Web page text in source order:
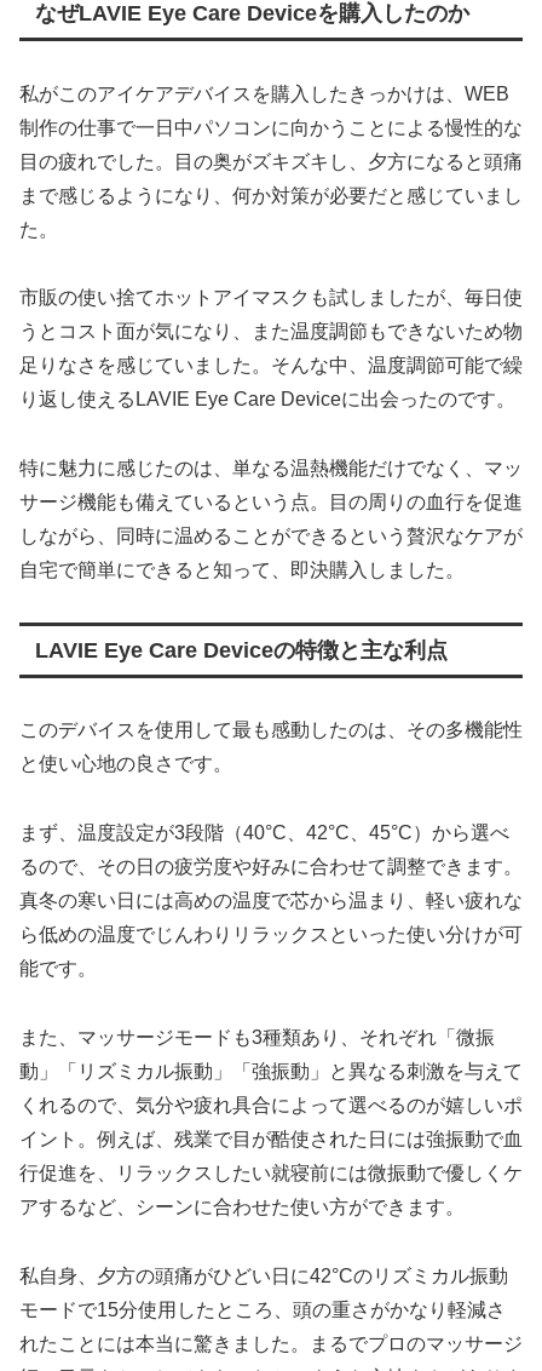
なぜLAVIE Eye Care Deviceを購入したのか
私がこのアイケアデバイスを購入したきっかけは、WEB
制作の仕事で一日中パソコンに向かうことによる慢性的な
目の疲れでした。目の奥がズキズキし、夕方になると頭痛
まで感じるようになり、何か対策が必要だと感じていまし
た。
市販の使い捨てホットアイマスクも試しましたが、毎日使
うとコスト面が気になり、また温度調節もできないため物
足りなさを感じていました。そんな中、温度調節可能で繰
り返し使えるLAVIE Eye Care Deviceに出会ったのです。
特に魅力に感じたのは、単なる温熱機能だけでなく、マッ
サージ機能も備えているという点。目の周りの血行を促進
しながら、同時に温めることができるという贅沢なケアが
自宅で簡単にできると知って、即決購入しました。
LAVIE Eye Care Deviceの特徴と主な利点
このデバイスを使用して最も感動したのは、その多機能性
と使い心地の良さです。
まず、温度設定が3段階（40°C、42°C、45°C）から選べ
るので、その日の疲労度や好みに合わせて調整できます。
真冬の寒い日には高めの温度で芯から温まり、軽い疲れな
ら低めの温度でじんわりリラックスといった使い分けが可
能です。
また、マッサージモードも3種類あり、それぞれ「微振
動」「リズミカル振動」「強振動」と異なる刺激を与えて
くれるので、気分や疲れ具合によって選べるのが嬉しいポ
イント。例えば、残業で目が酷使された日には強振動で血
行促進を、リラックスしたい就寝前には微振動で優しくケ
アするなど、シーンに合わせた使い方ができます。
私自身、夕方の頭痛がひどい日に42°Cのリズミカル振動
モードで15分使用したところ、頭の重さがかなり軽減さ
れたことには本当に驚きました。まるでプロのマッサージ